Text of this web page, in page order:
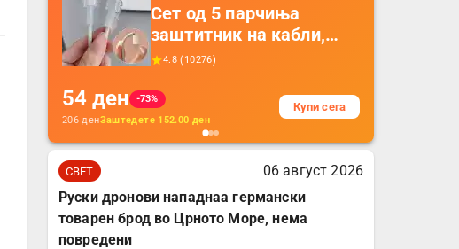
Сет од 5 парчиња
заштитник на кабли,
прекривка за заштита
додатоци за заштита на
кабли, без батерија, за
мобилни телефони,
комплет за заштита на
4.8 (10276)
54 ден
-73%
206денЗаштедете 152.00 ден
Купи сега
СВЕТ
06 август 2026
Руски дронови нападнаа германски
товарен брод во Црното Море, нема
повредени